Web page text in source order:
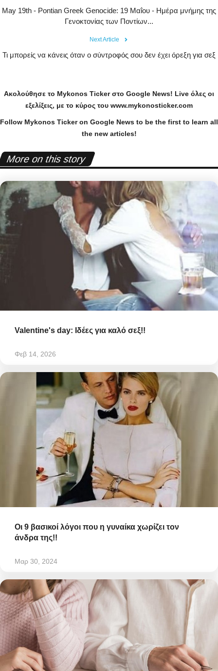
May 19th - Pontian Greek Genocide: 19 Μαΐου - Ημέρα μνήμης της
Γενοκτονίας των Ποντίων...
Next Article
Τι μπορείς να κάνεις όταν ο σύντροφός σου δεν έχει όρεξη για σεξ
Ακολούθησε το Mykonos Tickerστο Google News! Live όλες οι
εξελίξεις, με το κύρος του www.mykonosticker.com
Follow Mykonos Ticker on Google News to be the first to learn all
the new articles!
More on this story
Valentine's day: Ιδέες για καλό σεξ!!
Φεβ 14, 2026
Οι 9 βασικοί λόγοι που η γυναίκα χωρίζει τον
άνδρα της!!
Μαρ 30, 2024